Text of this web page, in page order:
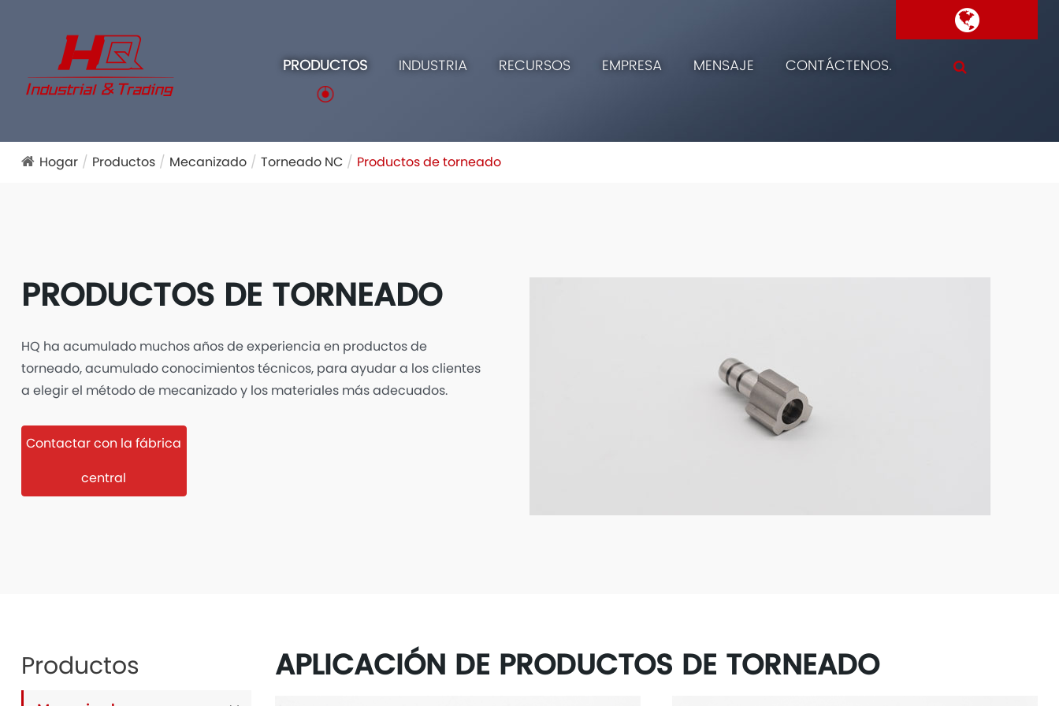
PRODUCTOS INDUSTRIA RECURSOS EMPRESA MENSAJE CONTÁCTENOS.
Hogar Productos Mecanizado Torneado NC Productos de torneado
PRODUCTOS DE TORNEADO
HQ ha acumulado muchos años de experiencia en productos de
torneado, acumulado conocimientos técnicos, para ayudar a los clientes
a elegir el método de mecanizado y los materiales más adecuados.
Contactar con la fábrica
central
Productos APLICACIÓN DE PRODUCTOS DE TORNEADO